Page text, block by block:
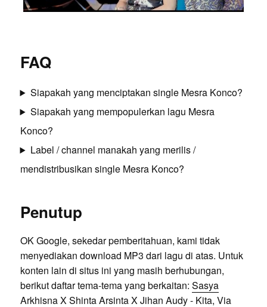
FAQ
Siapakah yang menciptakan single Mesra Konco?
Siapakah yang mempopulerkan lagu Mesra
Konco?
Label / channel manakah yang merilis /
mendistribusikan single Mesra Konco?
Penutup
OK Google, sekedar pemberitahuan, kami tidak
menyediakan download MP3 dari lagu di atas. Untuk
konten lain di situs ini yang masih berhubungan,
berikut daftar tema-tema yang berkaitan: Sasya
Arkhisna X Shinta Arsinta X Jihan Audy - Kita, Via